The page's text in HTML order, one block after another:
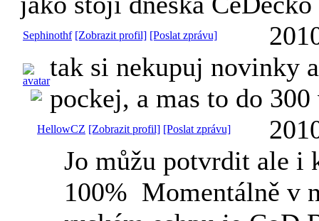
Sephinothf [Zobrazit profil] [Poslat zprávu]
tak si nekupuj novinky
pockej, a mas to do 300
HellowCZ [Zobrazit profil] [Poslat zprávu]
Jo můžu potvrdit ale i
100% Momentálně v